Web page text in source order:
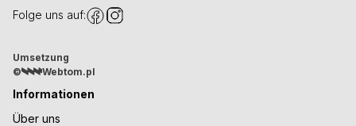
Folge uns auf:
Umsetzung
©
Webtom.pl
Informationen
Über uns